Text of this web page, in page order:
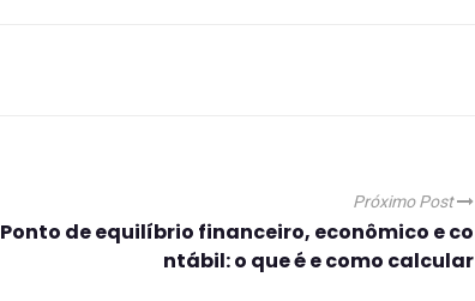
Próximo Post
Ponto de equilíbrio financeiro, econômico e co
ntábil: o que é e como calcular